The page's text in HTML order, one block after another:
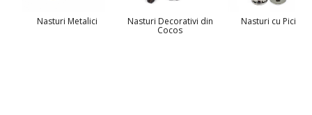
Nasturi Metalici Nasturi Decorativi din
Cocos
Nasturi cu Picior